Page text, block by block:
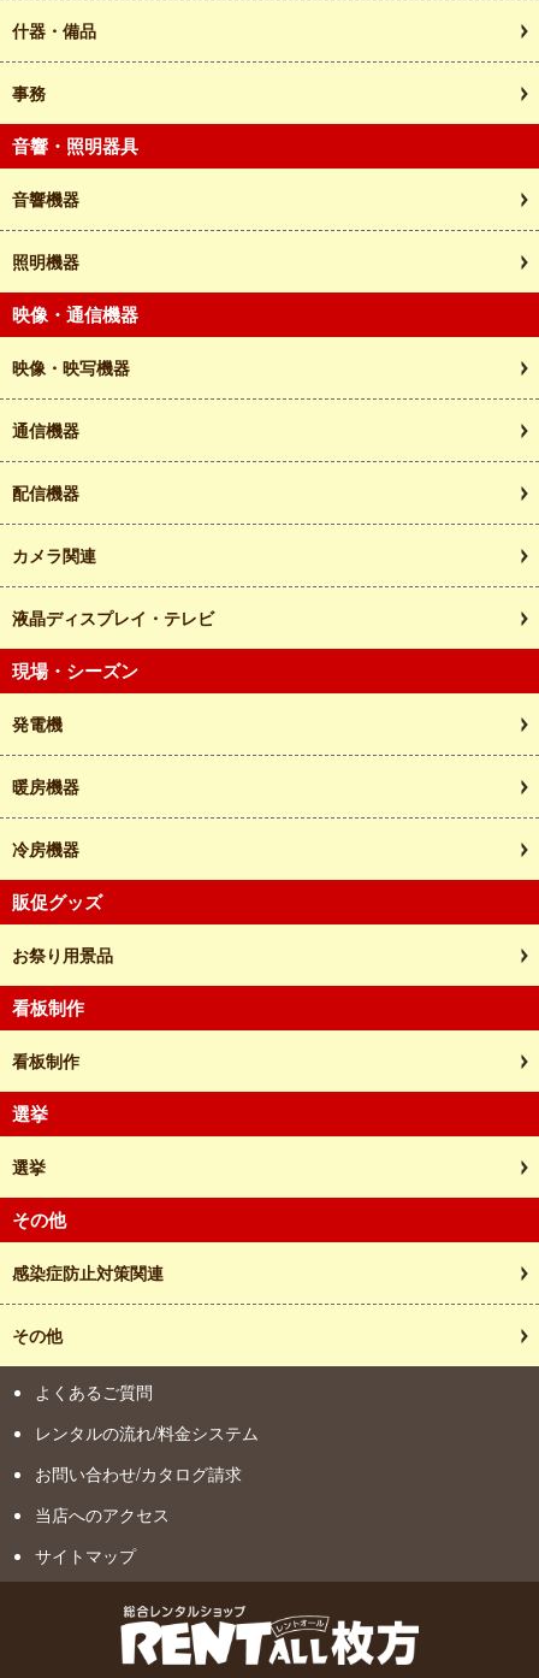
什器・備品
事務
音響・照明器具
音響機器
照明機器
映像・通信機器
映像・映写機器
通信機器
配信機器
カメラ関連
液晶ディスプレイ・テレビ
現場・シーズン
発電機
暖房機器
冷房機器
販促グッズ
お祭り用景品
看板制作
看板制作
選挙
選挙
その他
感染症防止対策関連
その他
よくあるご質問
レンタルの流れ/料金システム
お問い合わせ/カタログ請求
当店へのアクセス
サイトマップ